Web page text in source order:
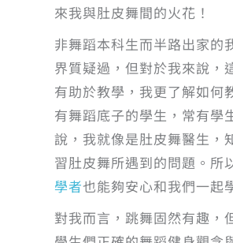
來我與肚皮舞間的火花！
非舞蹈本科生而半路出家的
界質疑過，但對於我來說，
有助於教學，我更了解如何
有舞蹈底子的學生，常有學
說，我就像是肚皮舞醫生，
習肚皮舞所遇到的問題。所
學者也能夠安心和我們一起
對我而言，跳舞固然有趣，